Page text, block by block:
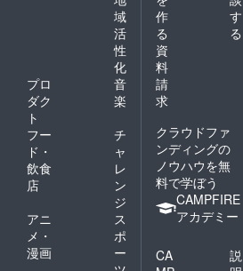
域
活
性
化
プロ
ダク
ト
音
楽
フー
ド・
飲食
店
チ
ャ
レ
ン
ジ
アニ
メ・
漫画
ス
ポ
ー
作
る
す
る
資
料
請
求
クラウドファ
ンディングの
ノウハウを無
料で学ぼう
CAMPFIRE
アカデミー
CA
説